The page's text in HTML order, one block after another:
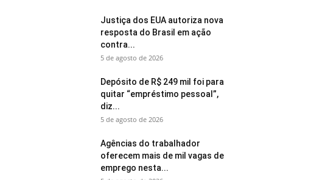
Justiça dos EUA autoriza nova
resposta do Brasil em ação
contra...
5 de agosto de 2026
Depósito de R$ 249 mil foi para
quitar “empréstimo pessoal”,
diz...
5 de agosto de 2026
Agências do trabalhador
oferecem mais de mil vagas de
emprego nesta...